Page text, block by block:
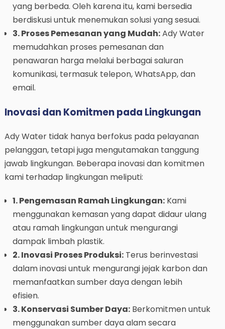
yang berbeda. Oleh karena itu, kami bersedia
berdiskusi untuk menemukan solusi yang sesuai.
3. Proses Pemesanan yang Mudah:Ady Water
memudahkan proses pemesanan dan
penawaran harga melalui berbagai saluran
komunikasi, termasuk telepon, WhatsApp, dan
email.
Inovasi dan Komitmen pada Lingkungan
Ady Water tidak hanya berfokus pada pelayanan
pelanggan, tetapi juga mengutamakan tanggung
jawab lingkungan. Beberapa inovasi dan komitmen
kami terhadap lingkungan meliputi:
1. Pengemasan Ramah Lingkungan:Kami
menggunakan kemasan yang dapat didaur ulang
atau ramah lingkungan untuk mengurangi
dampak limbah plastik.
2. Inovasi Proses Produksi:Terus berinvestasi
dalam inovasi untuk mengurangi jejak karbon dan
memanfaatkan sumber daya dengan lebih
efisien.
3. Konservasi Sumber Daya:Berkomitmen untuk
menggunakan sumber daya alam secara